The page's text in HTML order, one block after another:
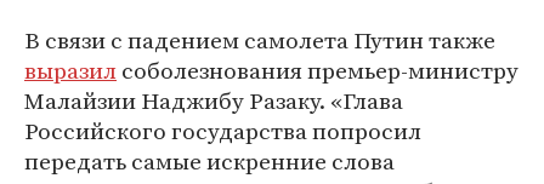
В связи с падением самолета Путин также
выразилсоболезнования премьер-министру
Малайзии Наджибу Разаку. «Глава
Российского государства попросил
передать самые искренние слова